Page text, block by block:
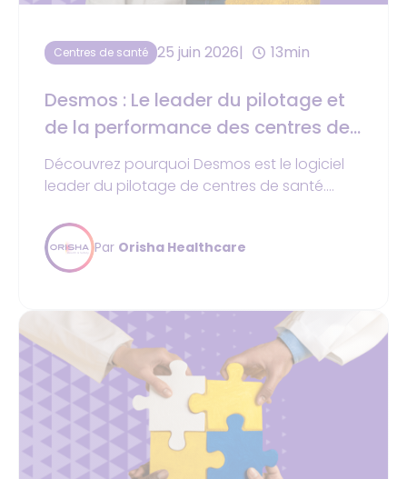
Centres de santé 25 juin 2026 13min
Desmos : Le leader du pilotage et
de la performance des centres de
santé
Découvrez pourquoi Desmos est le logiciel
leader du pilotage de centres de santé.
intuitive, +750 centres nous font confiance.
Par Orisha Healthcare